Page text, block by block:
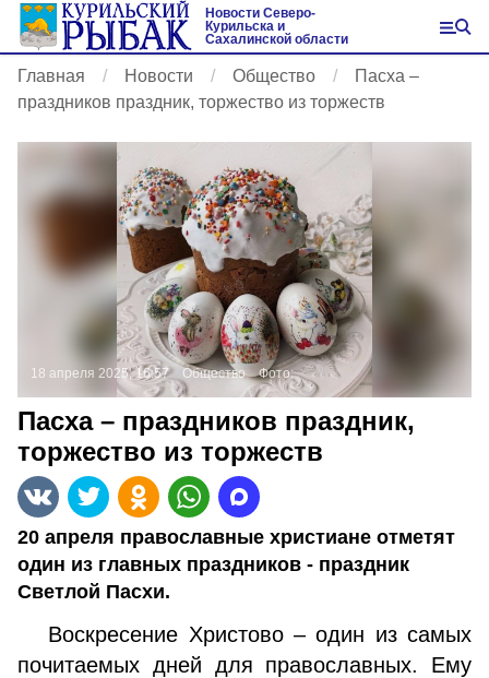
Новости Северо-
Курильска и
Сахалинской области
Главная Новости Общество
Пасха –
праздников праздник, торжество из торжеств
18 апреля 2025, 16:57 Общество Фото:
Пасха – праздников праздник,
торжество из торжеств
20 апреля православные христиане отметят
один из главных праздников - праздник
Светлой Пасхи.
Воскресение Христово – один из самых
почитаемых дней для православных. Ему